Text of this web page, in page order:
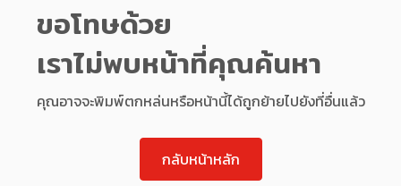
ขอโทษด้วย
เราไม่พบหน้าที่คุณค้นหา
คุณอาจจะพิมพ์ตกหล่นหรือหน้านี้ได้ถูกย้ายไปยังที่อื่นแล้ว
กลับหน้าหลัก